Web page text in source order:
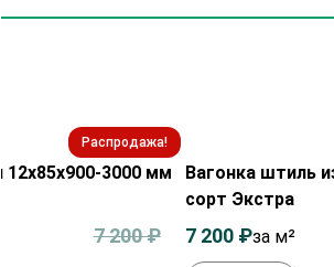
Распродажа!
12х85х900-3000 мм
7 200₽
Вагонка штиль
сорт Экстра
7 200 ₽за м²